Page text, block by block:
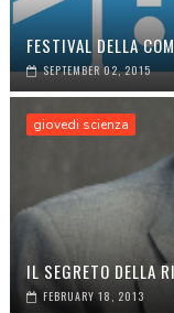
FESTIVAL DELLA
SEPTEMBER 02, 2015
giovedi scienza
IL SEGRETO DELLA
FEBRUARY 18, 2013